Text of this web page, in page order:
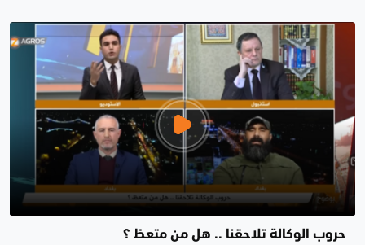
حروب الوكالة تلاحقنا .. هل من متعظ ؟